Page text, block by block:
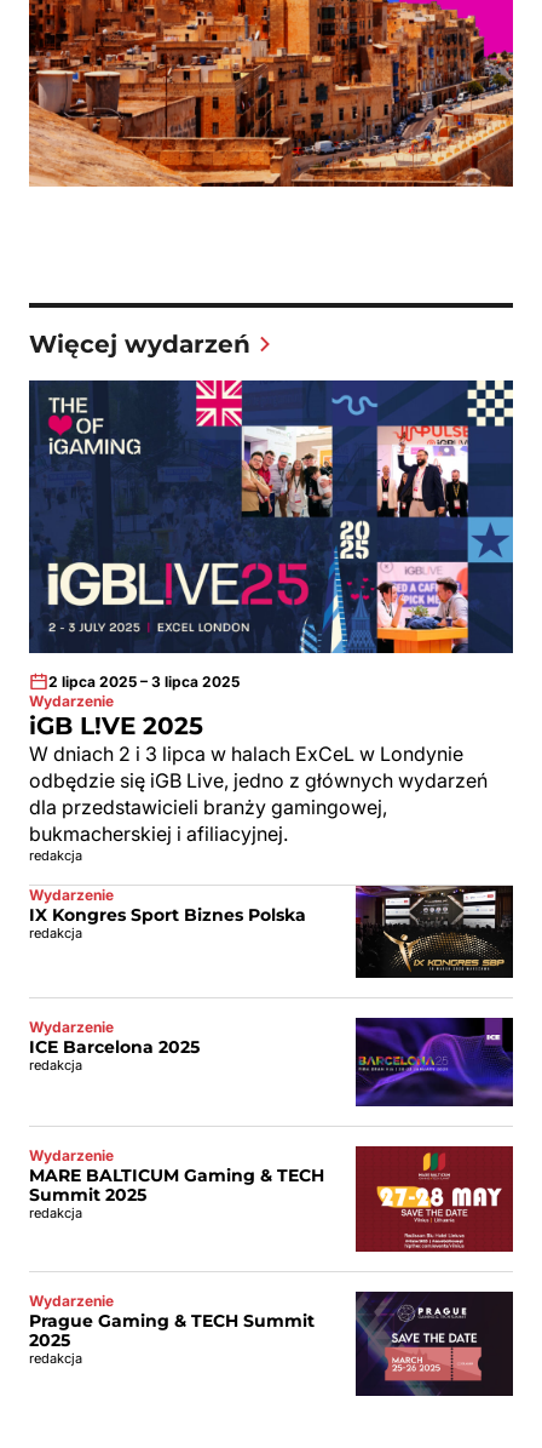
Więcej wydarzeń
2 lipca 2025 – 3 lipca 2025
Wydarzenie
iGB L!VE 2025
W dniach 2 i 3 lipca w halach ExCeL w Londynie
odbędzie się iGB Live, jedno z głównych wydarzeń
dla przedstawicieli branży gamingowej,
bukmacherskiej i afiliacyjnej.
redakcja
Wydarzenie
IX Kongres Sport Biznes Polska
redakcja
Wydarzenie
ICE Barcelona 2025
redakcja
Wydarzenie
MARE BALTICUM Gaming & TECH
Summit 2025
redakcja
Wydarzenie
Prague Gaming & TECH Summit
2025
redakcja